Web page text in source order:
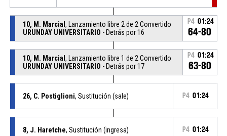
10, M. Marcial , Lanzamiento libre 2 de 2 Convertido
URUNDAY UNIVERSITARIO - Detrás por 16
P4 01:24
64-80
10, M. Marcial , Lanzamiento libre 1 de 2 Convertido
URUNDAY UNIVERSITARIO - Detrás por 17
P4 01:24
63-80
26, C. Postiglioni, Sustitución (sale) P4 01:24
8, J. Haretche, Sustitución (ingresa) P4 01:24